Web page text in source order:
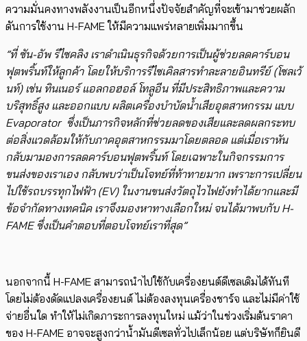
ความมั่นคงทางพลังงานเป็นอีกหนึ่งปัจจัยสำคัญที่จะเข้ามาช่วยผลัก
ดันการใช้งาน H-FAME ให้มีความแพร่หลายเพิ่มมากขึ้น
​”ที่ ซัน-อัพ รีไซคลิง เราดำเนินธุรกิจด้วยการเป็นผู้ช่วยลดคาร์บอน
ฟุตพริ้นท์ให้ลูกค้า โดยให้บริการรีไซเคิลสารทำละลายอินทรีย์ (โซลเว้
นท์) เช่น ทินเนอร์ แอลกอฮอล์ โทลูอีน ที่มีประสิทธิภาพและความ
บริสุทธิ์สูง และออกแบบ ผลิตเครื่องบำบัดน้ำเสียอุตสาหกรรม แบบ
Evaporator ซึ่งเป็นภารกิจหลักที่ช่วยลดของเสียและลดผลกระทบ
ต่อสิ่งแวดล้อมให้กับภาคอุตสาหกรรมมาโดยตลอด แต่เมื่อเราหัน
กลับมามองการลดคาร์บอนฟุตพริ้นท์ โดยเฉพาะในกิจกรรมการ
ขนส่งของเราเอง กลับพบว่าเป็นโจทย์ที่ท้าทายมาก เพราะการเปลี่ยน
ไปใช้รถบรรทุกไฟฟ้า (EV) ในงานขนส่งวัตถุไวไฟยังทำได้ยากและมี
ข้อจำกัดทางเทคนิค เราจึงมองหาทางเลือกใหม่ จนได้มาพบกับ H-
FAME ซึ่งเป็นคำตอบที่ตอบโจทย์เราที่สุด”
นอกจากนี้ H-FAME ​สามารถนำไปใช้กับเครื่องยนต์ดีเซลเดิมได้ทันที
โดยไม่ต้องดัดแปลงเครื่องยนต์ ไม่ต้องลงทุนเครื่องชาร์จ และไม่มีค่าใช้
จ่ายอื่นใด ทำให้ไม่เกิดภาระการลงทุนใหม่ แม้ว่าในช่วงเริ่มต้นราคา
ของ H-FAME อาจจะสูงกว่าน้ำมันดีเซลทั่วไปเล็กน้อย แต่บริษัทก็ยินดี